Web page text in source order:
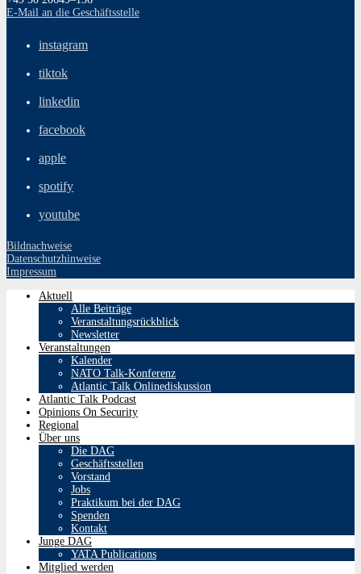
E‑Mail an die Geschäftsstelle
instagram
tiktok
linkedin
facebook
apple
spotify
youtube
Bildnachweise
Datenschutzhinweise
Impressum
Aktuell
Alle Beiträge
Veranstaltungsrückblick
Newsletter
Veranstaltungen
Kalender
NATO Talk-Konferenz
Atlantic Talk Onlinediskussion
Atlantic Talk Podcast
Opinions On Security
Regional
Über uns
Die DAG
Geschäftsstellen
Vorstand
Jobs
Praktikum bei der DAG
Spenden
Kontakt
Junge DAG
YATA Publications
Mitglied werden